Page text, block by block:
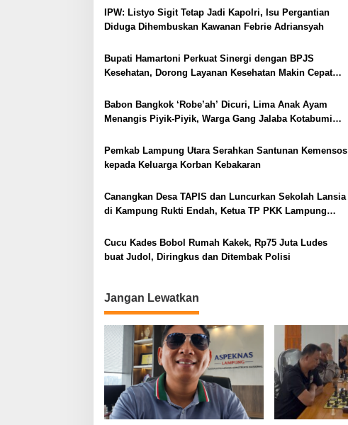
sIPW: Listyo Sigit Tetap Jadi Kapolri, Isu Pergantian
Diduga Dihembuskan Kawanan Febrie Adriansyah
Bupati Hamartoni Perkuat Sinergi dengan BPJS
Kesehatan, Dorong Layanan Kesehatan Makin Cepat
Babon Bangkok ‘Robe’ah’ Dicuri, Lima Anak Ayam
Menangis Piyik-Piyik, Warga Gang Jalaba Kotabumi
Pemkab Lampung Utara Serahkan Santunan Kemensos
kepada Keluarga Korban Kebakaran
Canangkan Desa TAPIS dan Luncurkan Sekolah Lansia
di Kampung Rukti Endah, Ketua TP PKK Lampung
Cucu Kades Bobol Rumah Kakek, Rp75 Juta Ludes
buat Judol, Diringkus dan Ditembak Polisi
Jangan Lewatkan